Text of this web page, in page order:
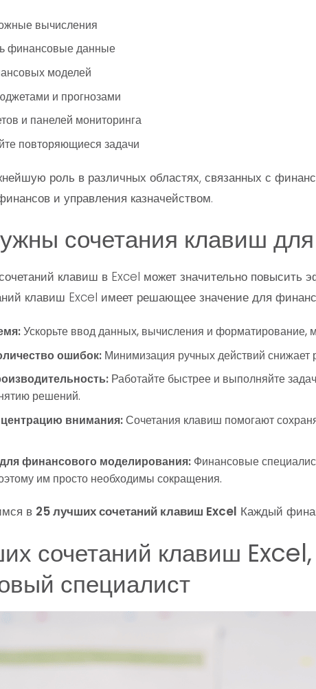
вычисления
финансовые данные
моделей
и прогнозами
и панелей мониторинга
повторяющиеся задачи
роль в различных областях, связанных с
и управления казначейством.
сочетания клавиш
клавиш в Excel может значительно
клавиш Excel имеет решающее значение для
Ускорьте ввод данных, вычисления и
ошибок:Минимизация ручных действий
Работайте быстрее и выполняйте
решений.
внимания:Сочетания клавиш помогают
финансового моделирования:Финансовые
им просто необходимы сокращения.
в 25 лучших сочетаний клавиш Excel Каждый
сочетаний клавиш
специалист